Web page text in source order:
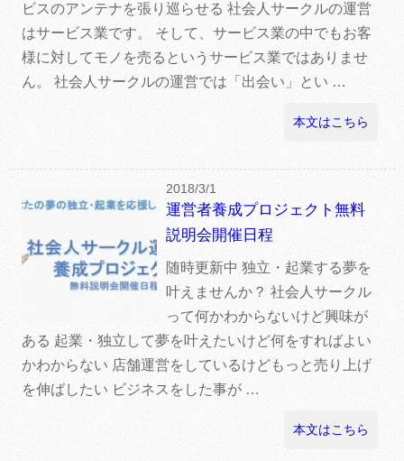
ビスのアンテナを張り巡らせる 社会人サークルの運営
はサービス業です。 そして、サービス業の中でもお客
様に対してモノを売るというサービス業ではありませ
ん。 社会人サークルの運営では「出会い」とい …
本文はこちら
2018/3/1
運営者養成プロジェクト無料
説明会開催日程
随時更新中 独立・起業する夢を
叶えませんか？ 社会人サークル
って何かわからないけど興味が
ある 起業・独立して夢を叶えたいけど何をすればよい
かわからない 店舗運営をしているけどもっと売り上げ
を伸ばしたい ビジネスをした事が …
本文はこちら